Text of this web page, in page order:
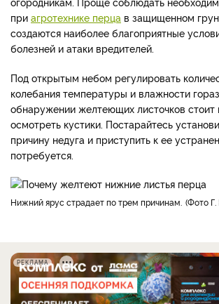
при агротехнике перца в защищенном
создаются наиболее благоприятные
болезней и атаки вредителей.
Под открытым небом регулировать
колебания температуры и влажности
обнаружении желтеющих листочков стоит
осмотреть кустики. Постарайтесь
причину недуга и приступить к ее
потребуется.
Нижний ярус страдает по трем причинам. Фото Г.
РЕКЛАМА